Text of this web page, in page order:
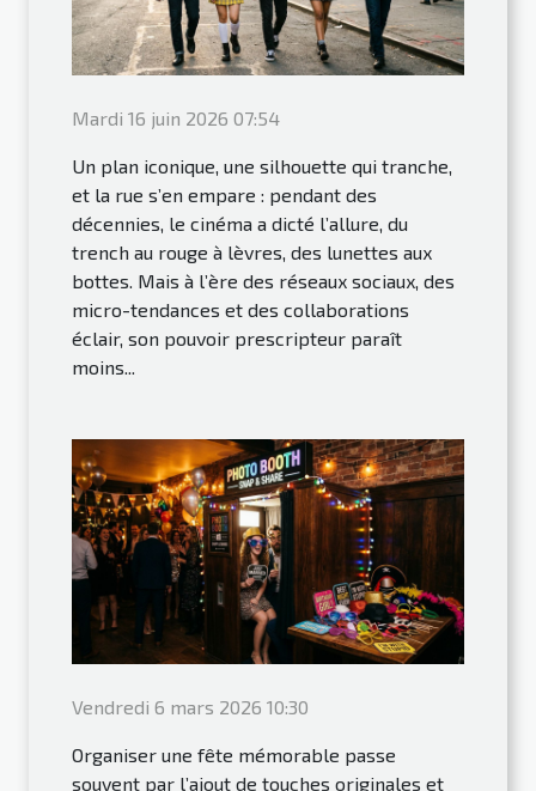
Mardi 16 juin 2026 07:54
Un plan iconique, une silhouette qui tranche,
et la rue s’en empare : pendant des
décennies, le cinéma a dicté l’allure, du
trench au rouge à lèvres, des lunettes aux
bottes. Mais à l’ère des réseaux sociaux, des
micro-tendances et des collaborations
éclair, son pouvoir prescripteur paraît
moins...
Vendredi 6 mars 2026 10:30
Organiser une fête mémorable passe
souvent par l’ajout de touches originales et